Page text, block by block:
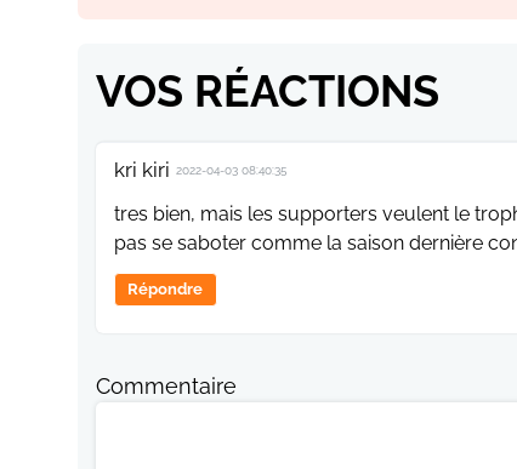
VOS RÉACTIONS
kri kiri 2022-04-03 08:40:35
tres bien, mais les supporters veulent le
pas se saboter comme la saison dernière
Répondre
Commentaire